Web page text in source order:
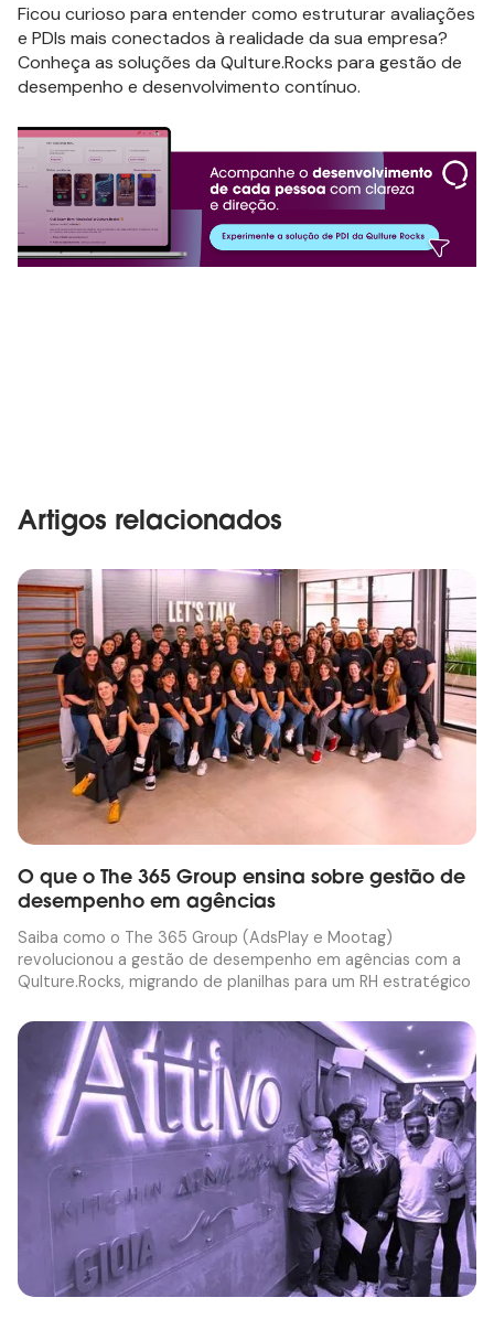
Ficou curioso para entender como estruturar avaliações
e PDIs mais conectados à realidade da sua empresa?
Conheça as soluções da Qulture.Rocks para gestão de
desempenho e desenvolvimento contínuo.
Artigos relacionados
O que o The 365 Group ensina sobre gestão de
desempenho em agências
Saiba como o The 365 Group (AdsPlay e Mootag)
revolucionou a gestão de desempenho em agências com a
Qulture.Rocks, migrando de planilhas para um RH estratégico